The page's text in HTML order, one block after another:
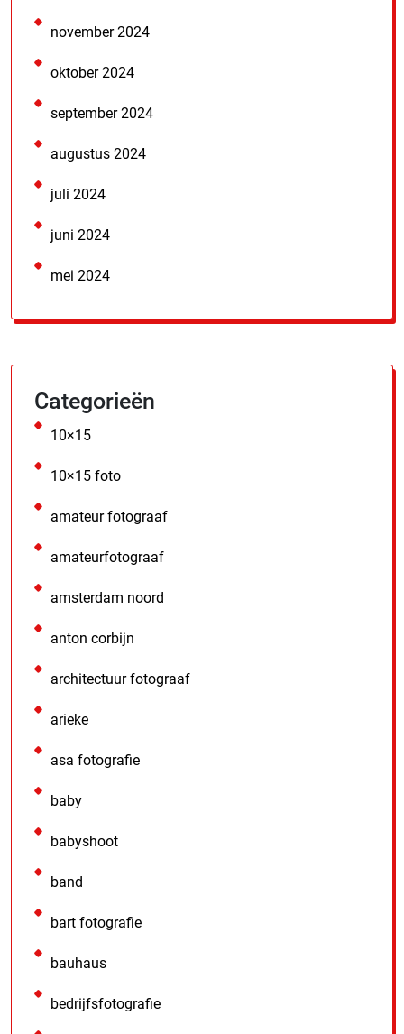
november 2024
oktober 2024
september 2024
augustus 2024
juli 2024
juni 2024
mei 2024
Categorieën
10×15
10×15 foto
amateur fotograaf
amateurfotograaf
amsterdam noord
anton corbijn
architectuur fotograaf
arieke
asa fotografie
baby
babyshoot
band
bart fotografie
bauhaus
bedrijfsfotografie